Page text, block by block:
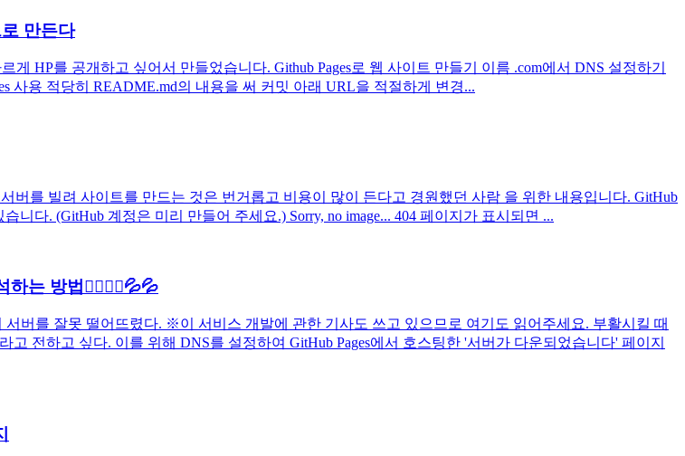
만든다
HP를 공개하고 싶어서 만들었습니다. Github Pages로 웹 사이트 만들기 이름 .com에서 DNS 설정하기
사용 적당히 README.md의 내용을 써 커밋 아래 URL을 적절하게 변경...
를 빌려 사이트를 만드는 것은 번거롭고 비용이 많이 든다고 경원했던 사람 을 위한 내용입니다. GitHub
다. (GitHub 계정은 미리 만들어 주세요.) Sorry, no image... 404 페이지가 표시되면 ...
는 방법🙇‍♂️🙇‍♂️💦💦
버를 잘못 떨어뜨렸다. ※이 서비스 개발에 관한 기사도 쓰고 있으므로 여기도 읽어주세요. 부활시킬 때
전하고 싶다. 이를 위해 DNS를 설정하여 GitHub Pages에서 호스팅한 '서버가 다운되었습니다' 페이지